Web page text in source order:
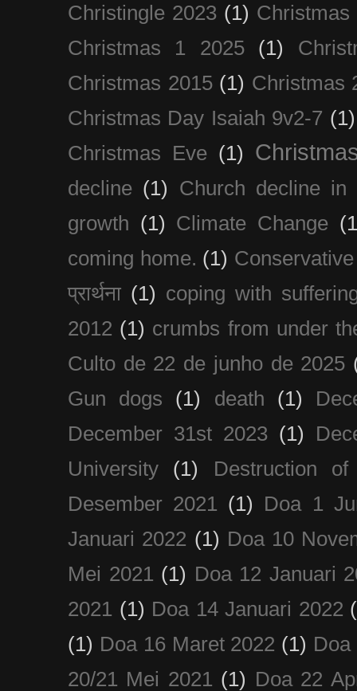
Christingle 2023 (1) Christmas
Christmas 1 2025
(1)
Christmas 2015 (1) Christmas
Christmas Day Isaiah 9v2-7 (1)
Christmas Eve (1)
decline (1)
Church decline
growth (1) Climate Change
coming home. (1)
प्रार्थना (1) coping with
2012 (1) crumbs from under
Culto de 22 de junho de 2025
Gun dogs
(1) death (1)
December 31st 2023 (1)
University
(1)
Destruction
Desember 2021 (1)
Doa 1
Januari 2022 (1) Doa 10
Mei 2021 (1) Doa 12 Januari
2021 (1) Doa 14 Januari 2022
(1) Doa 16 Maret 2022 (1) Doa
20/21 Mei 2021 (1) Doa 22